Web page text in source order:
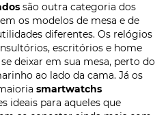
são outra categoria dos
os modelos de mesa e de
diferentes. Os relógios
escritórios e home
deixar em sua mesa, perto do
ao lado da cama. Já os
smartwatchs
ideais para aqueles que